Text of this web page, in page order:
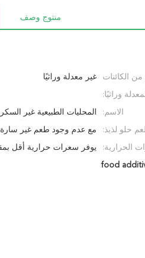
منتوج وصف
الكائنات
وراثيًا:
غير معدلة وراثيًا
الاسم: المحليات الطبيعية غير السكر
حلو لذيذ: مع عدم وجود طعم غير سارة
الحرارية: يوفر سعرات حرارية أقل
food